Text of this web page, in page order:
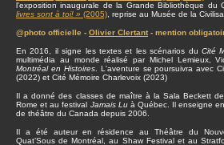
l'exposition inaugurale de la Grande Bibliothèque du
livres sont à toi! » (2005) , reprise au Musée de la
@photo officielle - Olivier Clertant- mention
En 2016, il signe les textes et les scénarios du Cité
multimédia au monde réalisé par Michel Lemieux,
Montréal en Histoires. L'aventure se poursuivra avec
(2022) et Cité Mémoire Charlevoix (2023)
Il a donné des classes de maître à la Sala Beckett
Rome et au festival Jamais Luà Québec. Il enseigne
de théâtre du Canada depuis 2006.
Il a été auteur en résidence au Théâtre du
Quat’Sous de Montréal, au Shaw Festival et au